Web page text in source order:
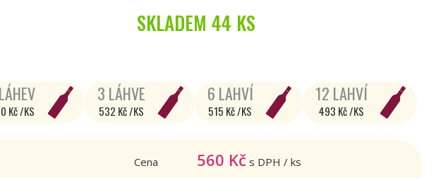
SKLADEM 44 KS
Kč /KS
3 LÁHVE
532 Kč /KS
6 LAHVÍ
515 Kč /KS
12 LAHVÍ
493 Kč /KS
Cena 560 Kč s DPH / ks